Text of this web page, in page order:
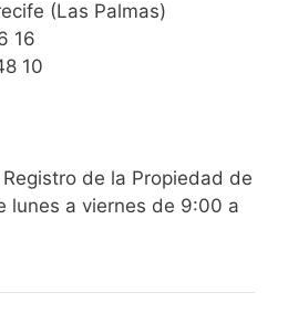
(Las Palmas)
16
10
de la Propiedad de
lunes a viernes de 9:00 a